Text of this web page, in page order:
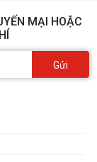
MẠI HOẶC
Gửi